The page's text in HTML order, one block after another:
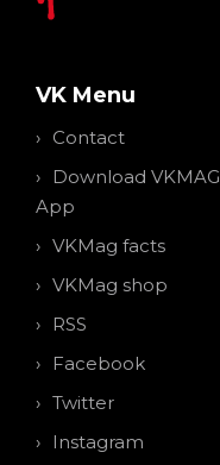
VK Menu
Contact
Download VKMAG
App
VKMag facts
VKMag shop
RSS
Facebook
Twitter
Instagram